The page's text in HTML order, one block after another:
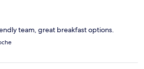
team, great breakfast options.